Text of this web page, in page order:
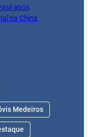
após
na China
Medeiros